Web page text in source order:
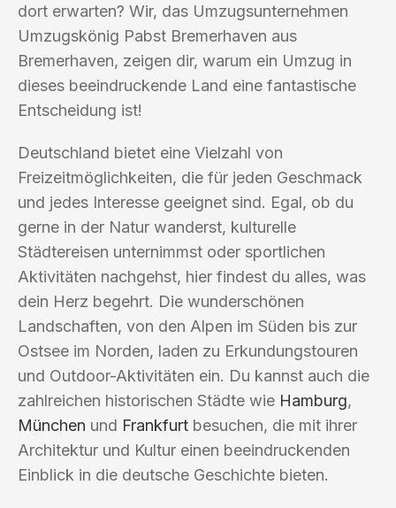
dort erwarten? Wir, das Umzugsunternehmen
Umzugskönig Pabst Bremerhaven aus
Bremerhaven, zeigen dir, warum ein Umzug in
dieses beeindruckende Land eine fantastische
Entscheidung ist!
Deutschland bietet eine Vielzahl von
Freizeitmöglichkeiten, die für jeden Geschmack
und jedes Interesse geeignet sind. Egal, ob du
gerne in der Natur wanderst, kulturelle
Städtereisen unternimmst oder sportlichen
Aktivitäten nachgehst, hier findest du alles, was
dein Herz begehrt. Die wunderschönen
Landschaften, von den Alpen im Süden bis zur
Ostsee im Norden, laden zu Erkundungstouren
und Outdoor-Aktivitäten ein. Du kannst auch die
zahlreichen historischen Städte wie Hamburg,
München und Frankfurt besuchen, die mit ihrer
Architektur und Kultur einen beeindruckenden
Einblick in die deutsche Geschichte bieten.